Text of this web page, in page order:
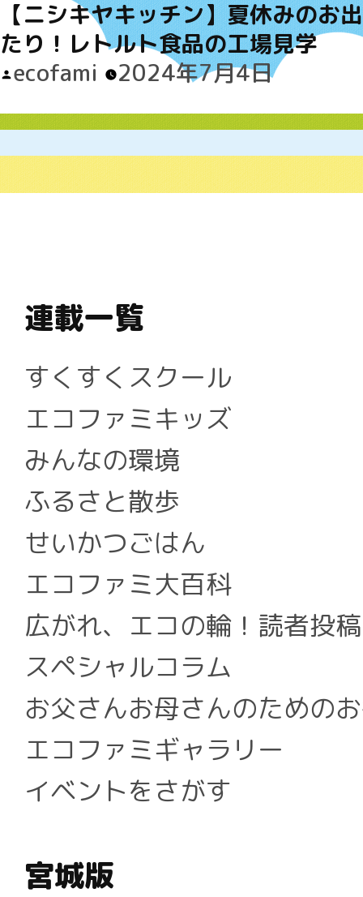
【ニシキヤキッチン】夏休みのお
たり！レトルト食品の工場見学
Posted
ecofami 2024年7月4日
連載一覧
すくすくスクール
エコファミキッズ
みんなの環境
ふるさと散歩
せいかつごはん
エコファミ大百科
広がれ、エコの輪！読者投
スペシャルコラム
お父さんお母さんのための
エコファミギャラリー
イベントをさがす
宮城版